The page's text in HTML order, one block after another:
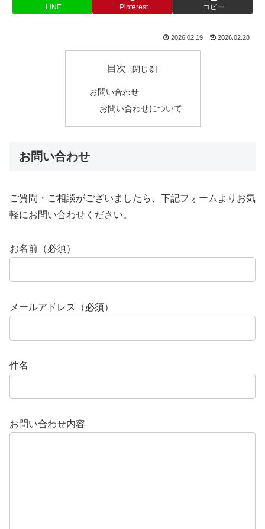
LINE Pinterest コピー
2026.02.19 2026.02.28
目次
お問い合わせ
お問い合わせについて
お問い合わせ
ご質問・ご相談がございましたら、下記フォームよりお気
軽にお問い合わせください。
お名前（必須）
メールアドレス（必須）
件名
お問い合わせ内容